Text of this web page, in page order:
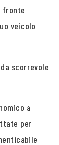
fronte
veicolo
scorrevole
a
per